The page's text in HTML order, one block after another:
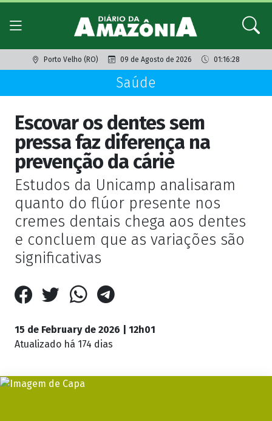
Porto Velho (RO) 09 de Agosto de 2026 01:16:28
Saúde
Escovar os dentes sem
pressa faz diferença na
prevenção da cárie
Estudos da Unicamp analisaram
quanto do flúor presente nos
cremes dentais chega aos dentes
e concluem que as variações são
significativas
15 de February de 2026 | 12h01
Atualizado há 174 dias